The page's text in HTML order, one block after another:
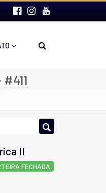
#411
II
FECHADA